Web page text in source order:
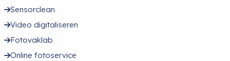
Sensorclean
Video digitaliseren
Fotovaklab
Online fotoservice